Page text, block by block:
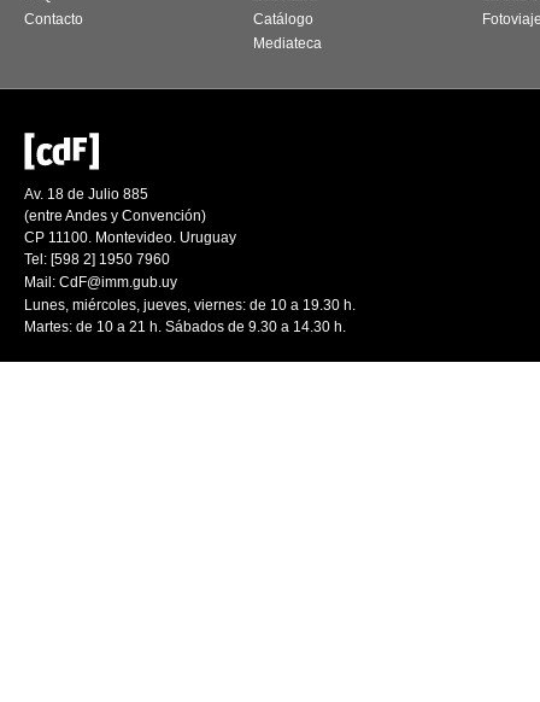
Contacto
Catálogo
Mediateca
Av. 18 de Julio 885
(entre Andes y Convención)
CP 11100. Montevideo. Uruguay
Tel: [598 2] 1950 7960
Mail: CdF@imm.gub.uy
Lunes, miércoles, jueves, viernes: de 10 a 19.30 h.
Martes: de 10 a 21 h. Sábados de 9.30 a 14.30 h.